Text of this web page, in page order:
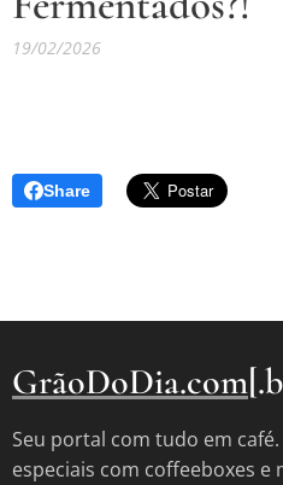
19/02/2026
Share
GrãoDoDia.com
Seu portal com tudo em
especiais com coffeeboxes e